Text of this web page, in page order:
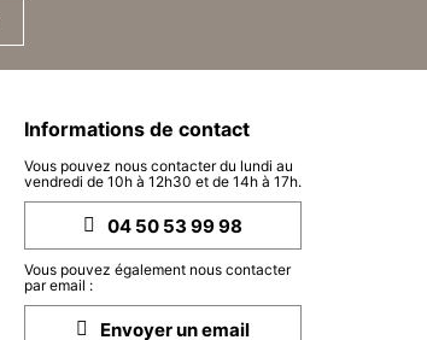
Informations de contact
Vous pouvez nous contacter du lundi au
vendredi de 10h à 12h30 et de 14h à 17h.
04 50 53 99 98
Vous pouvez également nous contacter
par email :
Envoyer un email